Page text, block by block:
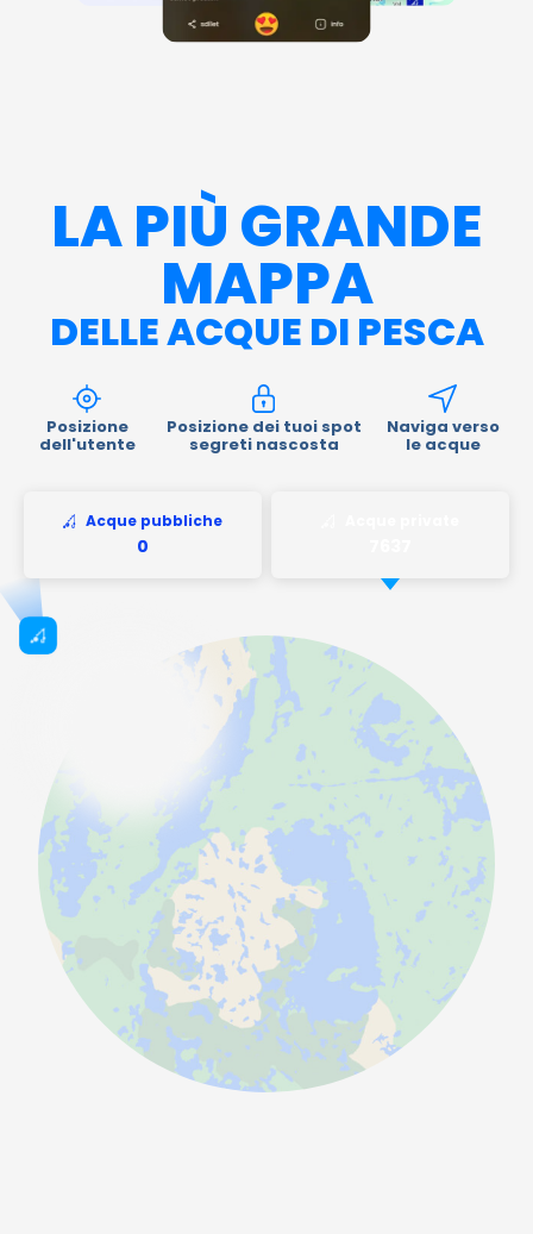
LA PIÙ GRANDE
MAPPA
DELLE ACQUE DI PESCA
Posizione
dell'utente
Posizione dei tuoi spot
segreti nascosta
Naviga verso
le acque
Acque pubbliche
Germania